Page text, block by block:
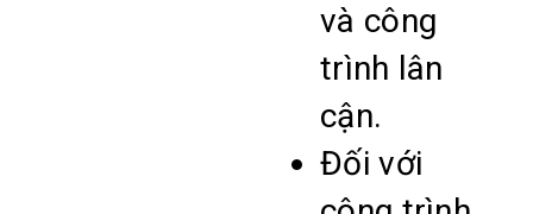
và công
trình lân
cận.
Đối với